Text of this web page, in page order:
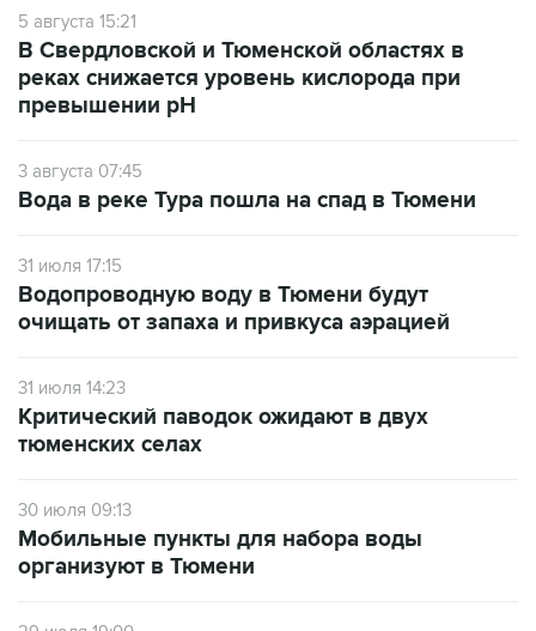
5 августа 15:21
В Свердловской и Тюменской областях в
реках снижается уровень кислорода при
превышении рН
3 августа 07:45
Вода в реке Тура пошла на спад в Тюмени
31 июля 17:15
Водопроводную воду в Тюмени будут
очищать от запаха и привкуса аэрацией
31 июля 14:23
Критический паводок ожидают в двух
тюменских селах
30 июля 09:13
Мобильные пункты для набора воды
организуют в Тюмени